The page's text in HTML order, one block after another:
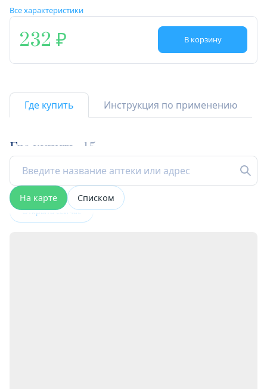
Все характеристики
232 В корзину
Где купить Инструкция по применению
Где купить 15
На карте Списком
Открыта сейчас